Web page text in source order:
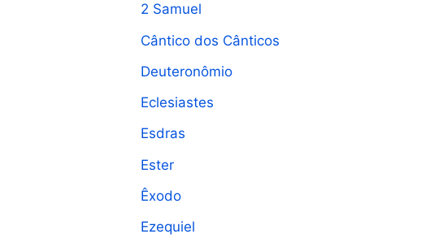
2 Samuel
Cântico dos Cânticos
Deuteronômio
Eclesiastes
Esdras
Ester
Êxodo
Ezequiel